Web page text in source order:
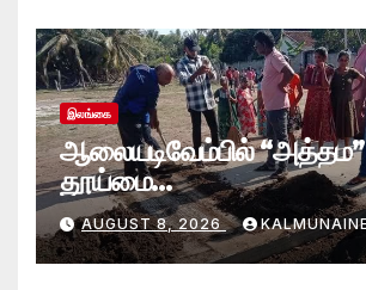
இலங்கை
ஆலையடிவேம்பில் “அத்தம”
தூய்மை
பிரதேச செயலகமும்
இணைந்து விசேட
AUGUST 8, 2026